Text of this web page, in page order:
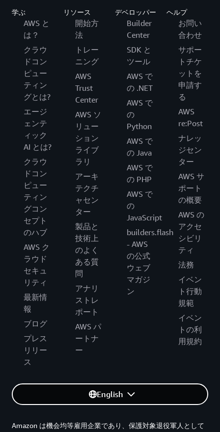
学ぶ
AWS と
は？
クラウ
ドコン
ピュー
ティン
グとは?
エージ
ェンテ
ィック
AI とは?
クラウ
ドコン
ピュー
ティン
グコン
セプト
のハブ
AWS ク
ラウド
セキュ
リティ
最新情
報
ブログ
プレス
リリー
ス
リソース
開始方
法
トレー
ニング
AWS
Trust
Center
AWS ソ
リュー
ション
ライブ
ラリ
アーキ
テクチ
ャセン
ター
製品と
技術上
のよく
ある質
問
アナリ
ストレ
ポート
AWS パ
ートナ
ー
デベロッパー
Builder
Center
SDK と
ツール
AWS で
の .NET
AWS で
の
Python
AWS で
の Java
AWS で
の PHP
AWS で
の
JavaScript
builders.flash
- AWS
の公式
ウェブ
マガジ
ン
ヘルプ
お問い
合わせ
サポー
トチケ
ットを
申請す
る
AWS
re:Post
ナレッ
ジセン
ター
AWS サ
ポート
の概要
AWS の
アクセ
シビリ
ティ
法務
イベン
ト行動
規範
イベン
トの利
用規約
English
Amazon は機会均等雇用企業であり、保護対象退役軍人として